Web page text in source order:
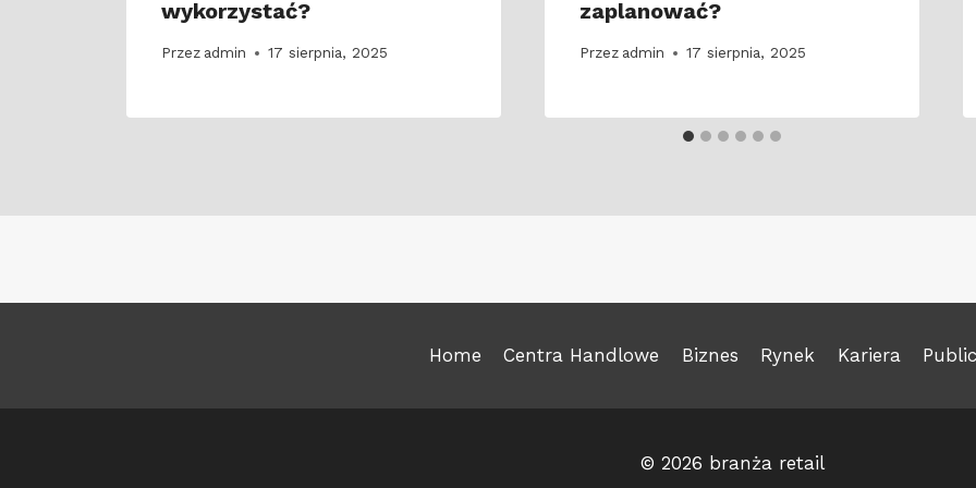
wykorzystać?
Przez admin 17 sierpnia, 2025
zaplanować?
Przez admin 17 sierpnia, 2025
Home Centra Handlowe Biznes Rynek Kariera
© 2026 branża retail